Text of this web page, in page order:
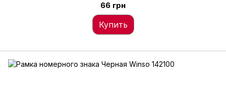
66 грн
Купить